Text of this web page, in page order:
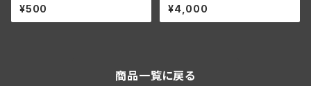
¥500 ¥4,000
商品一覧に戻る